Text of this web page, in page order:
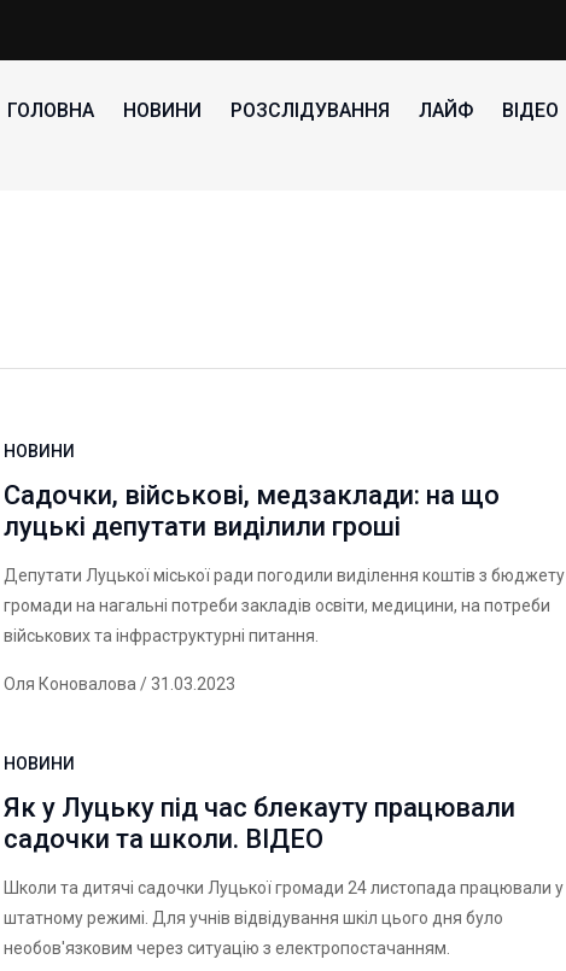
ГОЛОВНА НОВИНИ РОЗСЛІДУВАННЯ ЛАЙФ ВІДЕО
НОВИНИ
Садочки, військові, медзаклади: на що
луцькі депутати виділили гроші
Депутати Луцької міської ради погодили виділення коштів з бюджету
громади на нагальні потреби закладів освіти, медицини, на потреби
військових та інфраструктурні питання.
Оля Коновалова / 31.03.2023
НОВИНИ
Як у Луцьку під час блекауту працювали
садочки та школи. ВІДЕО
Школи та дитячі садочки Луцької громади 24 листопада працювали у
штатному режимі. Для учнів відвідування шкіл цього дня було
необов'язковим через ситуацію з електропостачанням.